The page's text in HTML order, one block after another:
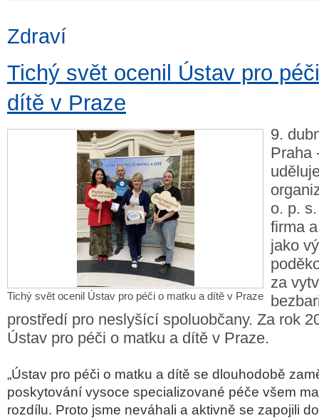
Rozhovory
Zdraví
Tichý svět ocenil Ústav pro
dítě v Praze
Tichý svět ocenil Ústav pro péči o matku a dítě v Praze
9.
Praha
o. p.
firma
jako
za
prostředí pro neslyšící spoluobčany. Za rok
Ústav pro péči o matku a dítě v Praze.
„Ústav pro péči o matku a dítě se dlouhodobě
poskytování vysoce specializované péče všem
rozdílu. Proto jsme neváhali a aktivně se zapojili